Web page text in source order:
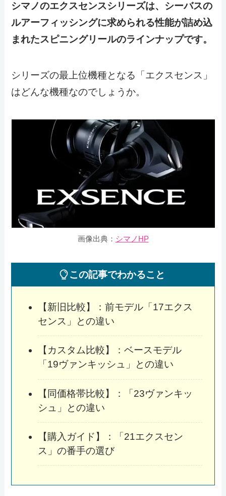
シマノのエクスセンスシリーズは、シーバスの
ルアーフィッシングに求められる性能が詰め込
まれたスピニングリールのラインナップです。
シリーズの最上位機種となる「エクスセンス」
はどんな機種なのでしょうか。
画像出典： シマノHP
この記事でわかること
【新旧比較】：前モデル「17エクス
センス」との違い
【カスタム比較】：ベースモデル
「19ヴァンキッシュ」との違い
【同価格帯比較】：「23ヴァンキッ
シュ」との違い
【購入ガイド】：「21エクスセン
ス」の番手の選び